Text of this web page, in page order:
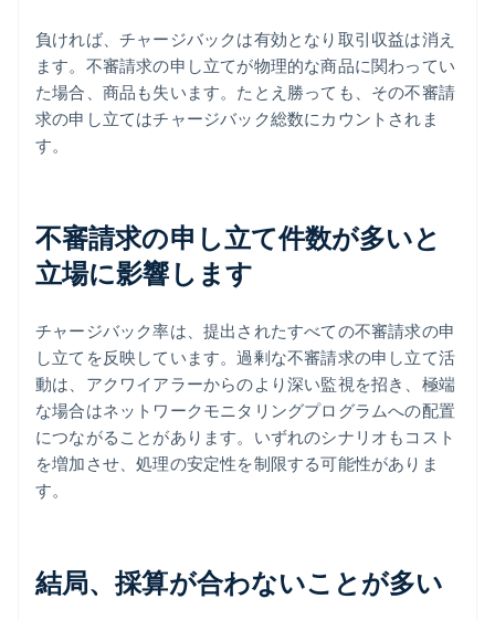
負ければ、チャージバックは有効となり取引収益は消え
ます。不審請求の申し立てが物理的な商品に関わってい
た場合、商品も失います。たとえ勝っても、その不審請
求の申し立てはチャージバック総数にカウントされま
す。
不審請求の申し立て件数が多いと
立場に影響します
チャージバック率は、提出されたすべての不審請求の申
し立てを反映しています。過剰な不審請求の申し立て活
動は、アクワイアラーからのより深い監視を招き、極端
な場合はネットワークモニタリングプログラムへの配置
につながることがあります。いずれのシナリオもコスト
を増加させ、処理の安定性を制限する可能性がありま
す。
結局、採算が合わないことが多い